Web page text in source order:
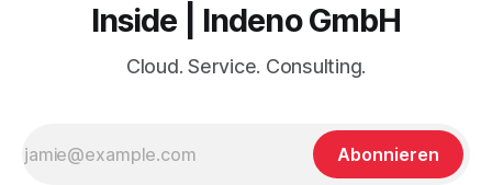
Inside | Indeno GmbH
Cloud. Service. Consulting.
Abonnieren